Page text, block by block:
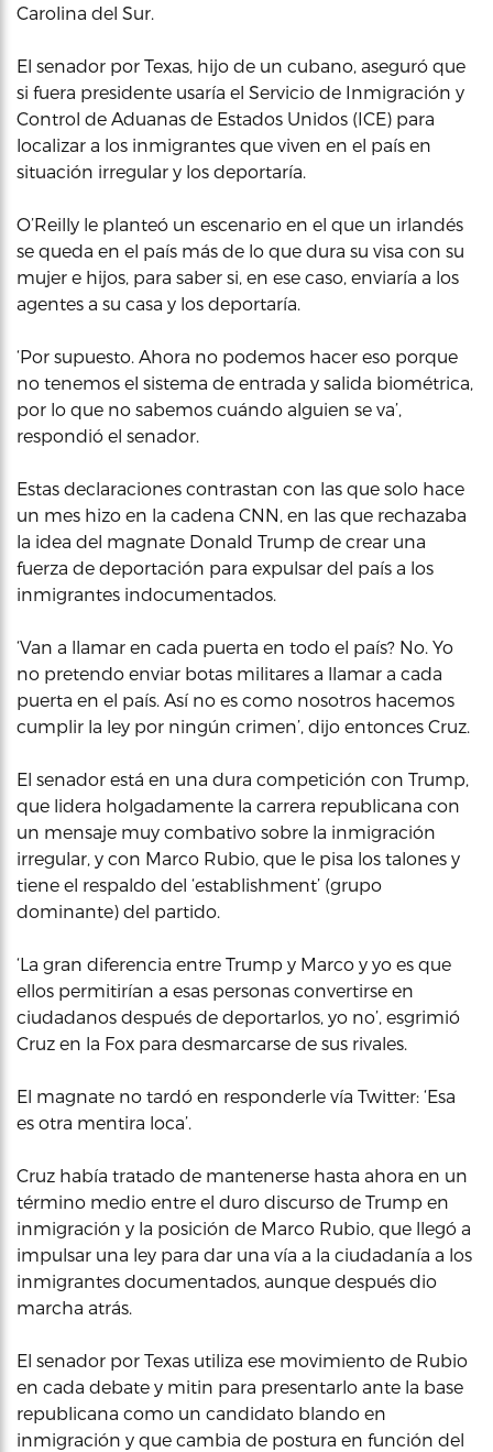
Carolina del Sur.
El senador por Texas, hijo de un cubano, aseguró que
si fuera presidente usaría el Servicio de Inmigración y
Control de Aduanas de Estados Unidos (ICE) para
localizar a los inmigrantes que viven en el país en
situación irregular y los deportaría.
O’Reilly le planteó un escenario en el que un irlandés
se queda en el país más de lo que dura su visa con su
mujer e hijos, para saber si, en ese caso, enviaría a los
agentes a su casa y los deportaría.
‘Por supuesto. Ahora no podemos hacer eso porque
no tenemos el sistema de entrada y salida biométrica,
por lo que no sabemos cuándo alguien se va’,
respondió el senador.
Estas declaraciones contrastan con las que solo hace
un mes hizo en la cadena CNN, en las que rechazaba
la idea del magnate Donald Trump de crear una
fuerza de deportación para expulsar del país a los
inmigrantes indocumentados.
‘Van a llamar en cada puerta en todo el país? No. Yo
no pretendo enviar botas militares a llamar a cada
puerta en el país. Así no es como nosotros hacemos
cumplir la ley por ningún crimen’, dijo entonces Cruz.
El senador está en una dura competición con Trump,
que lidera holgadamente la carrera republicana con
un mensaje muy combativo sobre la inmigración
irregular, y con Marco Rubio, que le pisa los talones y
tiene el respaldo del ‘establishment’ (grupo
dominante) del partido.
‘La gran diferencia entre Trump y Marco y yo es que
ellos permitirían a esas personas convertirse en
ciudadanos después de deportarlos, yo no’, esgrimió
Cruz en la Fox para desmarcarse de sus rivales.
El magnate no tardó en responderle vía Twitter: ‘Esa
es otra mentira loca’.
Cruz había tratado de mantenerse hasta ahora en un
término medio entre el duro discurso de Trump en
inmigración y la posición de Marco Rubio, que llegó a
impulsar una ley para dar una vía a la ciudadanía a los
inmigrantes documentados, aunque después dio
marcha atrás.
El senador por Texas utiliza ese movimiento de Rubio
en cada debate y mitin para presentarlo ante la base
republicana como un candidato blando en
inmigración y que cambia de postura en función del